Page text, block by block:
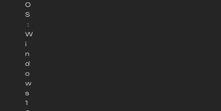
O
S
：
W
i
n
d
o
w
s
1